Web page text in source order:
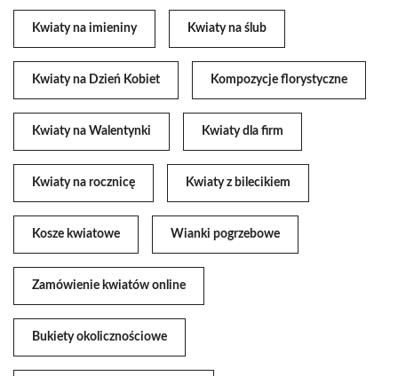
Kwiaty na imieniny Kwiaty na ślub
Kwiaty na Dzień Kobiet Kompozycje florystyczne
Kwiaty na Walentynki Kwiaty dla firm
Kwiaty na rocznicę Kwiaty z bilecikiem
Kosze kwiatowe Wianki pogrzebowe
Zamówienie kwiatów online
Bukiety okolicznościowe